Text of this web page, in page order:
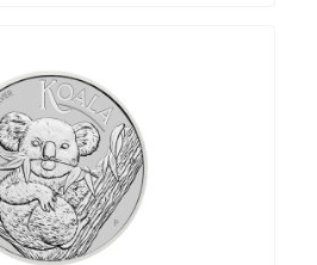
Цена выкупа
Звоните